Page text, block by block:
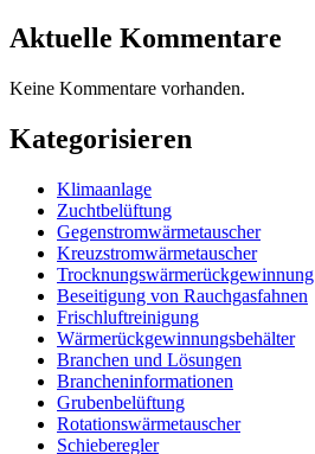
Aktuelle Kommentare
Keine Kommentare vorhanden.
Kategorisieren
Klimaanlage
Zuchtbelüftung
Gegenstromwärmetauscher
Kreuzstromwärmetauscher
Trocknungswärmerückgewinnung
Beseitigung von Rauchgasfahnen
Frischluftreinigung
Wärmerückgewinnungsbehälter
Branchen und Lösungen
Brancheninformationen
Grubenbelüftung
Rotationswärmetauscher
Schieberegler